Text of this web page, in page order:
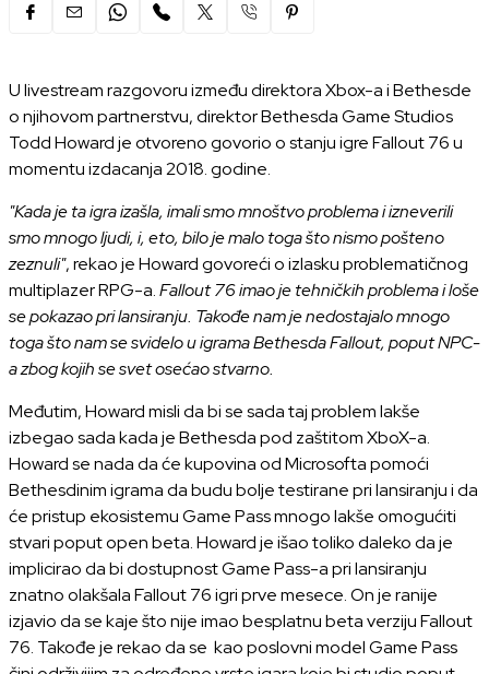
U livestream razgovoru između direktora Xbox-a i Bethesde
o njihovom partnerstvu, direktor Bethesda Game Studios
Todd Howard je otvoreno govorio o stanju igre Fallout 76 u
momentu izdacanja 2018. godine.
"Kada je ta igra izašla, imali smo mnoštvo problema i izneverili
smo mnogo ljudi, i, eto, bilo je malo toga što nismo pošteno
zeznuli", rekao je Howard govoreći o izlasku problematičnog
multiplazer RPG-a.Fallout 76 imao je tehničkih problema i loše
se pokazao pri lansiranju. Takođe nam je nedostajalo mnogo
toga što nam se svidelo u igrama Bethesda Fallout, poput NPC-
a zbog kojih se svet osećao stvarno.
Međutim, Howard misli da bi se sada taj problem lakše
izbegao sada kada je Bethesda pod zaštitom XboX-a.
Howard se nada da će kupovina od Microsofta pomoći
Bethesdinim igrama da budu bolje testirane pri lansiranju i da
će pristup ekosistemu Game Pass mnogo lakše omogućiti
stvari poput open beta. Howard je išao toliko daleko da je
implicirao da bi dostupnost Game Pass-a pri lansiranju
znatno olakšala Fallout 76 igri prve mesece. On je ranije
izjavio da se kaje što nije imao besplatnu beta verziju Fallout
76. Takođe je rekao da se kao poslovni model Game Pass